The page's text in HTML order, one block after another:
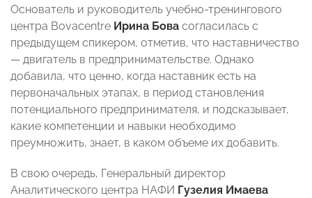
Основатель и руководитель учебно-тренингового
центра Bovacentre Ирина Бова согласилась с
предыдущем спикером, отметив, что наставничество
— двигатель в предпринимательстве. Однако
добавила, что ценно, когда наставник есть на
первоначальных этапах, в период становления
потенциального предпринимателя, и подсказывает,
какие компетенции и навыки необходимо
преумножить, знает, в каком объеме их добавить.
В свою очередь, Генеральный директор
Аналитического центра НАФИ Гузелия Имаева